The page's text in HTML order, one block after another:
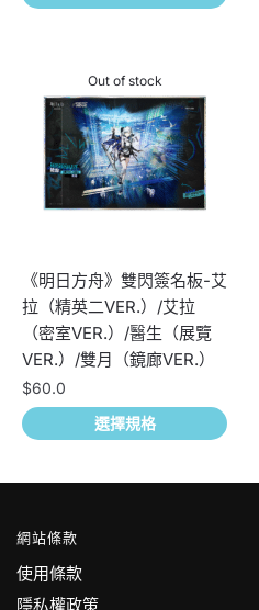
Out of stock
《明日方舟》雙閃簽名板-艾
拉（精英二VER.）/艾拉
（密室VER.）/醫生（展覽
VER.）/雙月（鏡廊VER.）
$60.0
選擇規格
此產品有多種款式。 可在產品
頁面選擇選項
網站條款
使用條款
隱私權政策